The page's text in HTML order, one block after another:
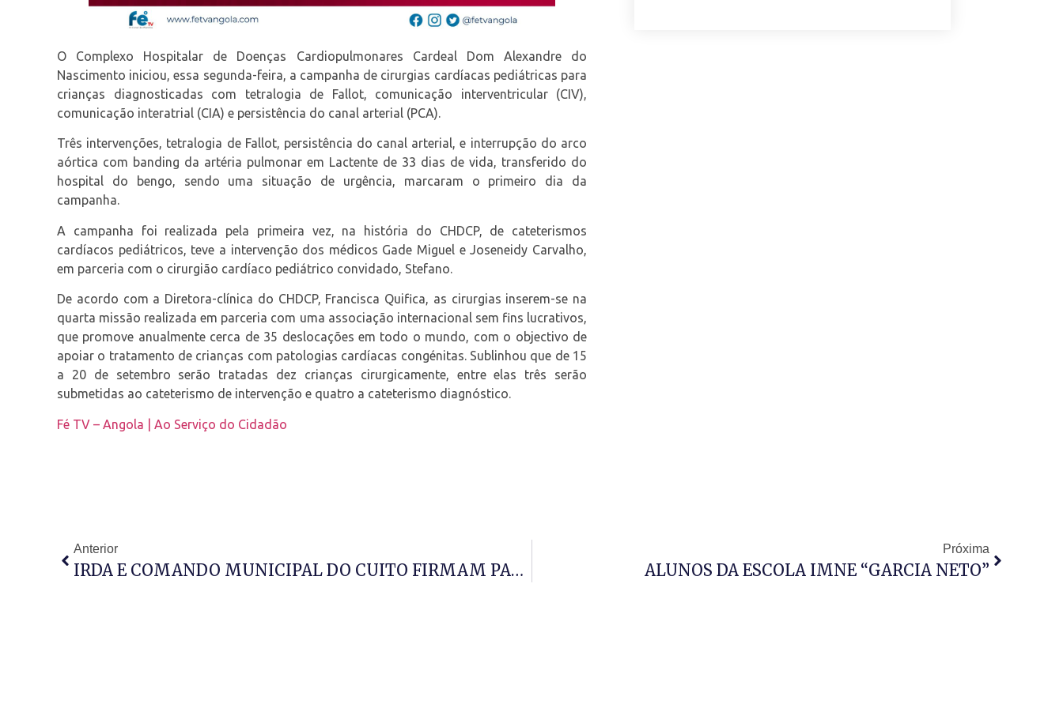
O Complexo Hospitalar de Doenças Cardiopulmonares Cardeal Dom Alexandre do
Nascimento iniciou, essa segunda-feira, a campanha de cirurgias cardíacas pediátricas para
crianças diagnosticadas com tetralogia de Fallot, comunicação interventricular (CIV),
comunicação interatrial (CIA) e persistência do canal arterial (PCA).
Três intervenções, tetralogia de Fallot, persistência do canal arterial, e interrupção do arco
aórtica com banding da artéria pulmonar em Lactente de 33 dias de vida, transferido do
hospital do bengo, sendo uma situação de urgência, marcaram o primeiro dia da
campanha.
A campanha foi realizada pela primeira vez, na história do CHDCP, de cateterismos
cardíacos pediátricos, teve a intervenção dos médicos Gade Miguel e Joseneidy Carvalho,
em parceria com o cirurgião cardíaco pediátrico convidado, Stefano.
De acordo com a Diretora-clínica do CHDCP, Francisca Quifica, as cirurgias inserem-se na
quarta missão realizada em parceria com uma associação internacional sem fins lucrativos,
que promove anualmente cerca de 35 deslocações em todo o mundo, com o objectivo de
apoiar o tratamento de crianças com patologias cardíacas congénitas. Sublinhou que de 15
a 20 de setembro serão tratadas dez crianças cirurgicamente, entre elas três serão
submetidas ao cateterismo de intervenção e quatro a cateterismo diagnóstico.
Fé TV – Angola | Ao Serviço do Cidadão
Anterior
IRDA E COMANDO MUNICIPAL DO CUITO FIRMAM PARCERIA
Próxima
ALUNOS DA ESCOLA IMNE “GARCIA NETO”